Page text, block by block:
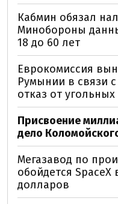
Кабмин обязал
Минобороны
18 до 60 лет
Еврокомиссия
Румынии в связи
отказ от угольных
Присвоение
дело
Мегазавод по
обойдется
долларов